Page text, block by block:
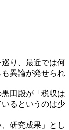
り、最近では何
異論が発せられ
田殿が「税収は
るというのは少
研究成果」とし